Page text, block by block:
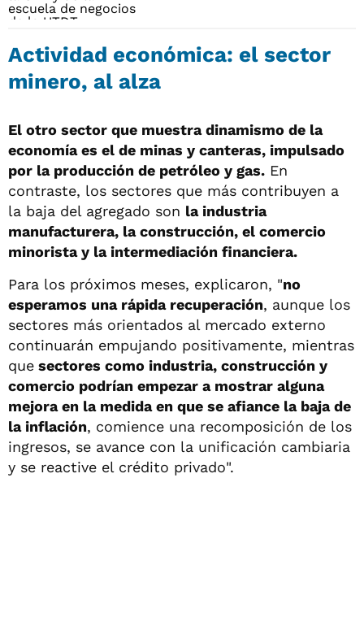
Actividad económica: el sector
minero, al alza
El otro sector que muestra dinamismo de la
economía es el de minas y canteras, impulsado
por la producción de petróleo y gas. En
contraste, los sectores que más contribuyen a
la baja del agregado son la industria
manufacturera, la construcción, el comercio
minorista y la intermediación financiera.
Para los próximos meses, explicaron, "no
esperamos una rápida recuperación, aunque los
sectores más orientados al mercado externo
continuarán empujando positivamente, mientras
que sectores como industria, construcción y
comercio podrían empezar a mostrar alguna
mejora en la medida en que se afiance la baja de
la inflación, comience una recomposición de los
ingresos, se avance con la unificación cambiaria
y se reactive el crédito privado".